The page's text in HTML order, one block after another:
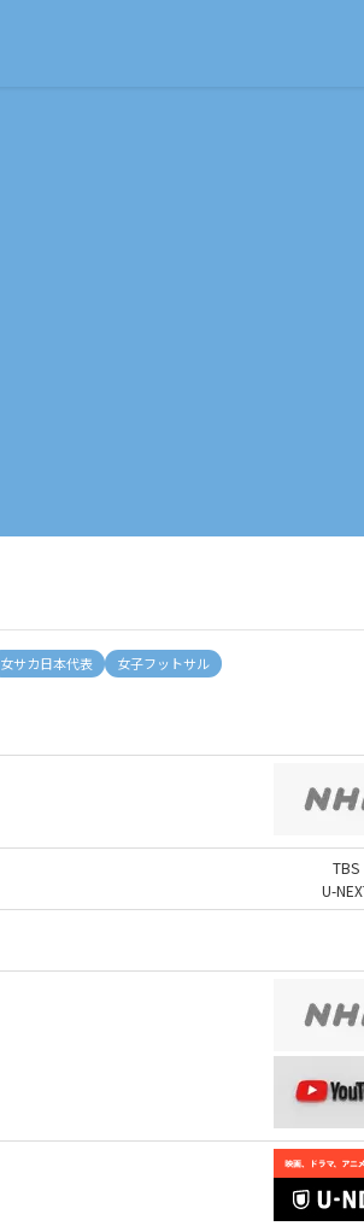
女サカ日本代表 女子フットサル
TBS
U-